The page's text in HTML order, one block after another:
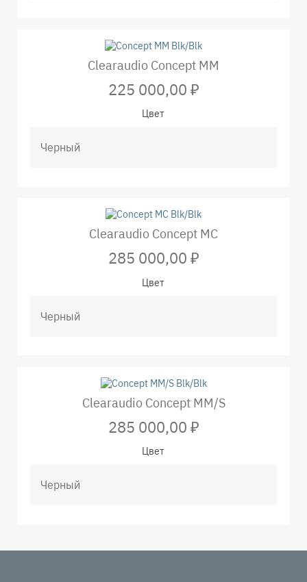
Clearaudio Concept MM
225 000,00 ₽
Цвет
Clearaudio Concept MC
285 000,00 ₽
Цвет
Clearaudio Concept MM/S
285 000,00 ₽
Цвет